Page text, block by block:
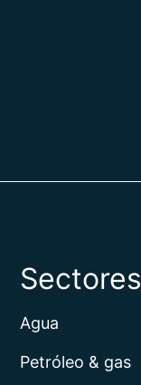
Sectores
Agua
Petróleo & gas